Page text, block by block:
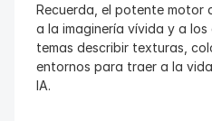
Recuerda, el potente motor
a la imaginería vívida y a
temas describir texturas,
entornos para traer a la
IA.